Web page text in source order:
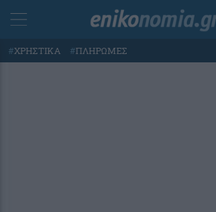
#ΧΡΗΣΤΙΚΑ #ΠΛΗΡΩΜΕΣ